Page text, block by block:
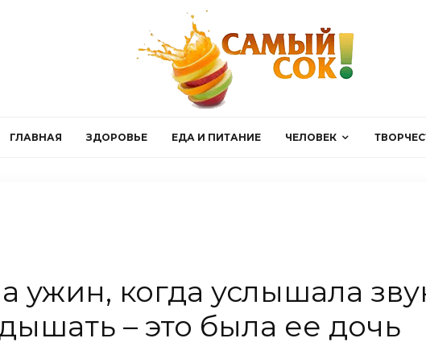
ГЛАВНАЯ ЗДОРОВЬЕ ЕДА И ПИТАНИЕ ЧЕЛОВЕК
ужин, когда услышала
– это была ее дочь